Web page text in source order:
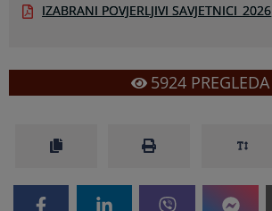
IZABRANI POVJERLJIVI SAVJETNICI_2026
5924PREGLEDA